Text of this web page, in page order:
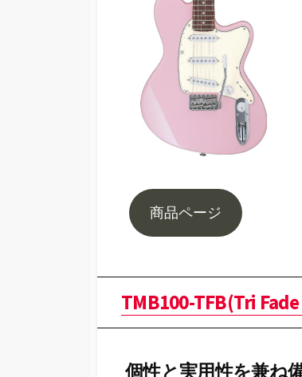
商品ページ
TMB100-TFB(Tri
個性と実用性を兼ね